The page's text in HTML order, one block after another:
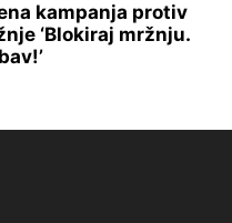
kampanja protiv
‘Blokiraj mržnju.